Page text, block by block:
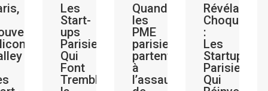
Les
Start-
ups
Parisiennes
Qui
Font
Trembler
Quand
les
PME
parisiennes
partent
l’assaut
Révélations
Choquantes
Les
Startups
Parisiennes
Qui